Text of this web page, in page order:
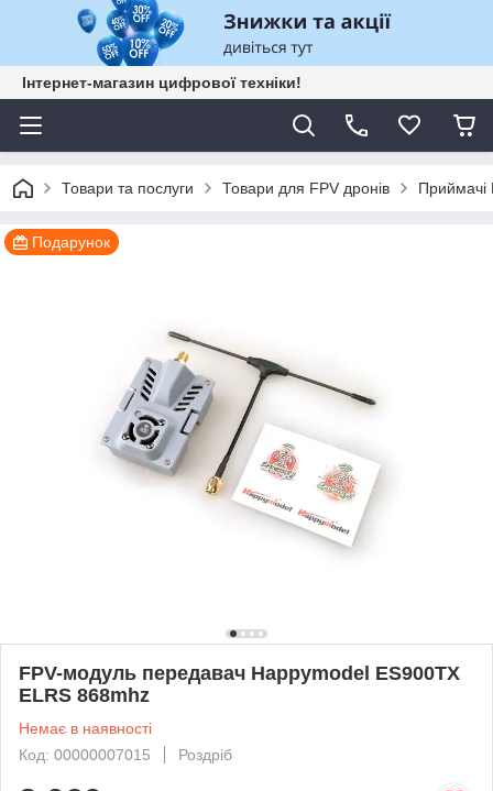
Інтернет-магазин цифрової техніки!
Товари та послуги Товари для FPV дронів Приймачі
Подарунок
FPV-модуль передавач Happymodel ES900TX
ELRS 868mhz
Немає в наявності
Код: 00000007015
Роздріб